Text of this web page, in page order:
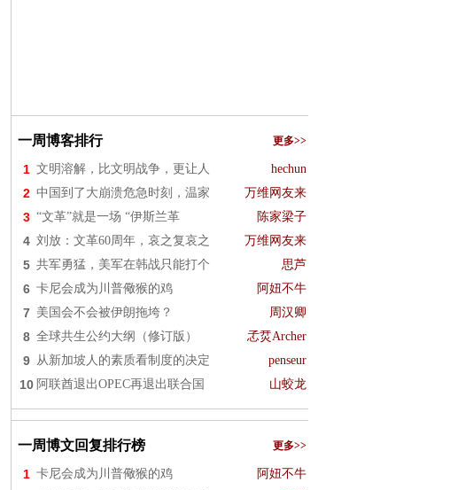
一周博客排行 更多>>
1 文明溶解，比文明战争，更让人 hechun
2 中国到了大崩溃危急时刻，温家 万维网友来
3 “文革”就是一场 “伊斯兰革 陈家梁子
4 刘放：文革60周年，哀之复哀之 万维网友来
5 共军勇猛，美军在韩战只能打个 思芦
6 卡尼会成为川普儆猴的鸡 阿妞不牛
7 美国会不会被伊朗拖垮？ 周汉卿
8 全球共生公约大纲（修订版） 孞烎Archer
9 从新加坡人的素质看制度的决定 penseur
10 阿联酋退出OPEC再退出联合国 山蛟龙
一周博文回复排行榜 更多>>
1 卡尼会成为川普儆猴的鸡 阿妞不牛